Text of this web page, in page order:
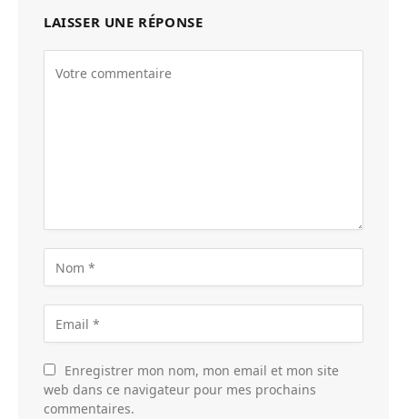
LAISSER UNE RÉPONSE
Enregistrer mon nom, mon email et mon site
web dans ce navigateur pour mes prochains
commentaires.